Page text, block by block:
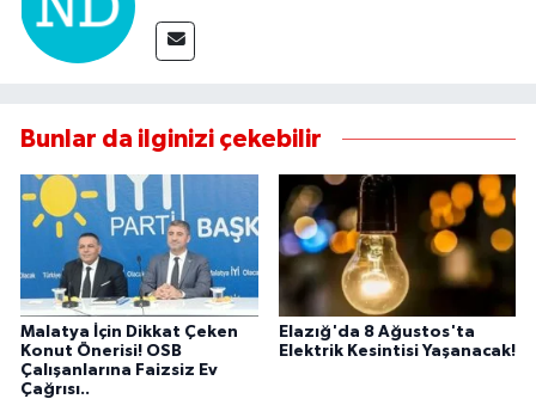
Bunlar da ilginizi çekebilir
Malatya İçin Dikkat Çeken
Konut Önerisi! OSB
Çalışanlarına Faizsiz Ev
Çağrısı..
Elazığ'da 8 Ağustos'ta
Elektrik Kesintisi Yaşanacak!